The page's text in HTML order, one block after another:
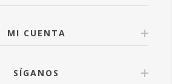
MI CUENTA
SÍGANOS